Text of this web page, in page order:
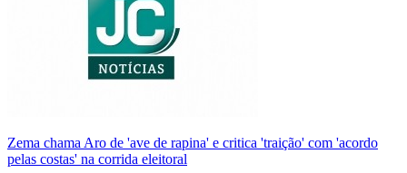
Zema chama Aro de 'ave de rapina' e critica 'traição' com 'acordo
pelas costas' na corrida eleitoral